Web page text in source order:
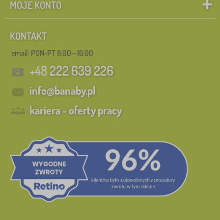
MOJE KONTO
KONTAKT
email: PON-PT 8:00—16:00
+48222 639 226
info@banaby.pl
kariera - oferty pracy